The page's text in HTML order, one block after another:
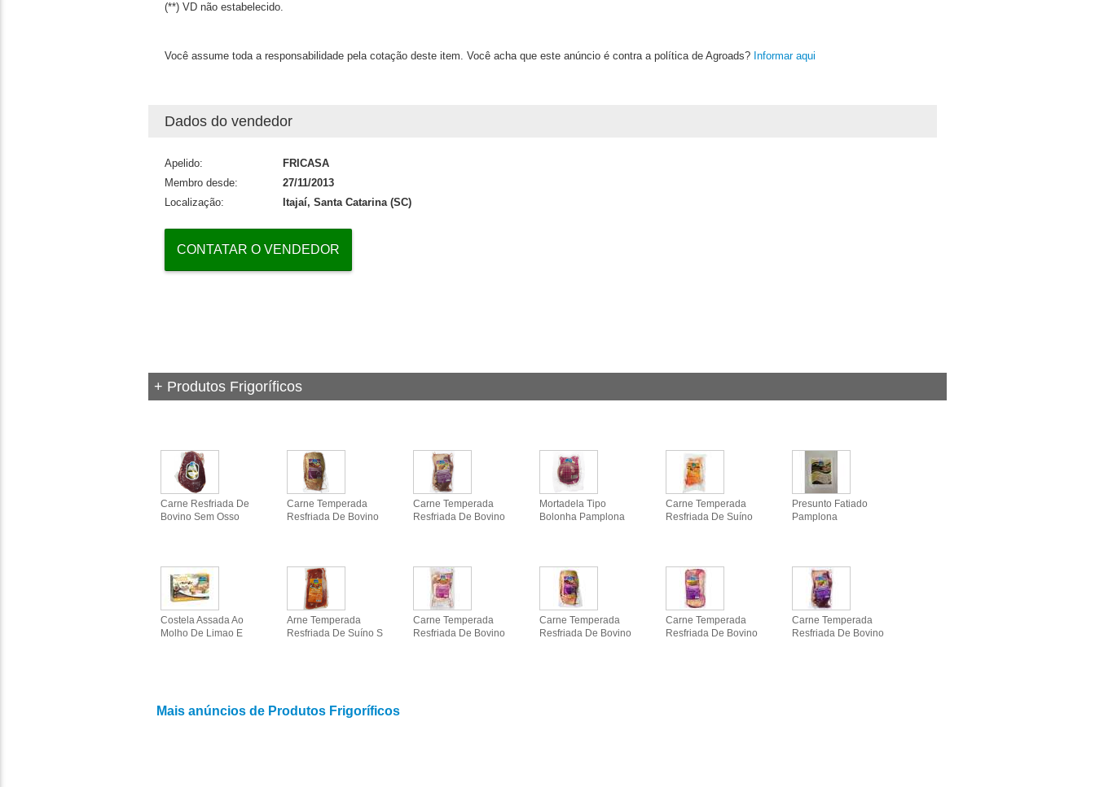
(**) VD não estabelecido.
Você assume toda a responsabilidade pela cotação deste item. Você acha que este anúncio é contra a política de Agroads? Informar aqui
Dados do vendedor
Apelido:
FRICASA
Membro desde:
27/11/2013
Localização:
Itajaí, Santa Catarina (SC)
CONTATAR O VENDEDOR
+ Produtos Frigoríficos
Carne Resfriada De
Bovino Sem Osso
Carne Temperada
Resfriada De Bovino
Carne Temperada
Resfriada De Bovino
Mortadela Tipo
Bolonha Pamplona
Carne Temperada
Resfriada De Suíno
Presunto Fatiado
Pamplona
Costela Assada Ao
Molho De Limao E
Arne Temperada
Resfriada De Suíno S
Carne Temperada
Resfriada De Bovino
Carne Temperada
Resfriada De Bovino
Carne Temperada
Resfriada De Bovino
Carne Temperada
Resfriada De Bovino
Mais anúncios de Produtos Frigoríficos